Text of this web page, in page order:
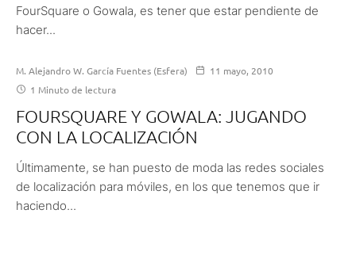
FourSquare o Gowala, es tener que estar pendiente de
hacer...
M. Alejandro W. García Fuentes (Esfera)
11 mayo, 2010
1 Minuto de lectura
FOURSQUARE Y GOWALA: JUGANDO
CON LA LOCALIZACIÓN
Últimamente, se han puesto de moda las redes sociales
de localización para móviles, en los que tenemos que ir
haciendo...